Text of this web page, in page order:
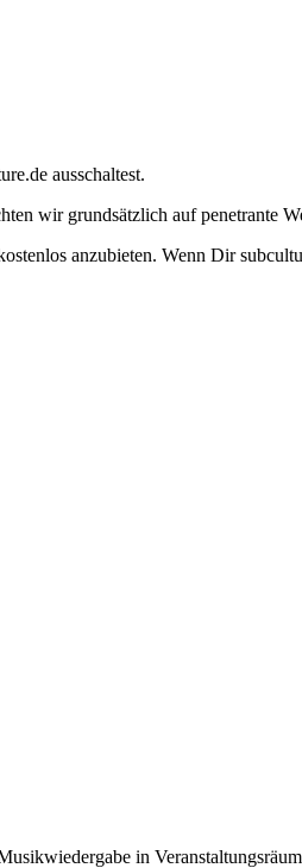
ausschaltest.
wir grundsätzlich auf penetrante
anzubieten. Wenn Dir
in